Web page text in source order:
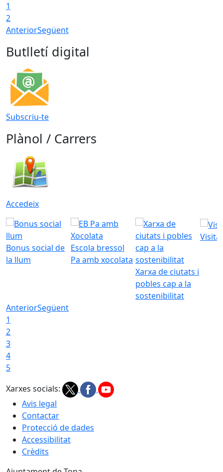
1
2
AnteriorSegüent
Butlletí digital
Subscriu-te
Plànol / Carrers
Accedeix
Bonus social de
la llum
Escola bressol
Pa amb xocolata
Xarxa de ciutats i
pobles cap a la
sostenibilitat
Visita
AnteriorSegüent
1
2
3
4
5
Xarxes socials:
Avis legal
Contactar
Protecció de dades
Accessibilitat
Crèdits